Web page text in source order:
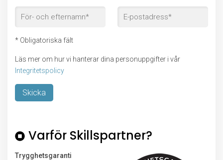
* Obligatoriska fält
Läs mer om hur vi hanterar dina personuppgifter i vår
Integritetspolicy
Varför Skillspartner?
Trygghetsgaranti